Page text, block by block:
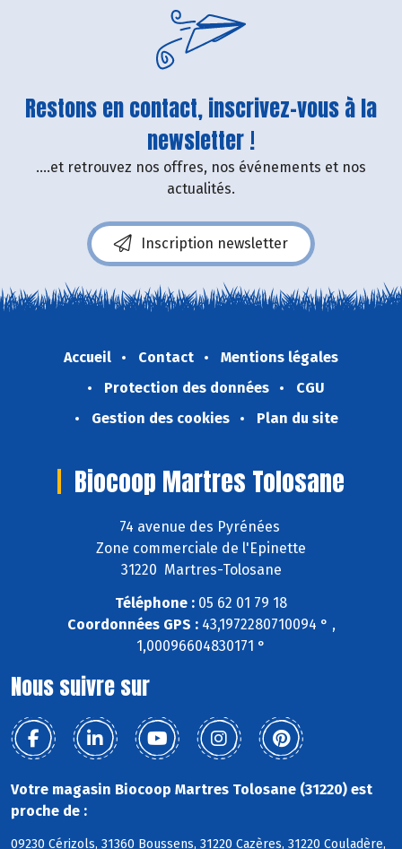
Restons en contact, inscrivez-vous à la
newsletter !
....et retrouvez nos offres, nos événements et nos
actualités.
Inscription newsletter
Accueil Contact
Mentions légales
Protection des données
CGU
Gestion des cookies
Plan du site
Biocoop Martres Tolosane
74 avenue des Pyrénées
Zone commerciale de l'Epinette
31220 Martres-Tolosane
Téléphone : 05 62 01 79 18
Coordonnées GPS :43,1972280710094 ° ,
1,00096604830171 °
Nous suivre sur
Votre magasin Biocoop Martres Tolosane (31220) est
proche de :
09230 Cérizols, 31360 Boussens, 31220 Cazères, 31220 Couladère,